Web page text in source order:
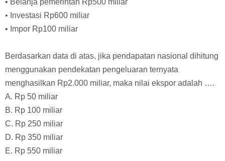
• Bunga modal Rp200 miliar
• Laba usaha Rp200 miliar
• Sewa tanah Rp350 miliar
• Belanja pemerintah Rp500 miliar
• Investasi Rp600 miliar
• Impor Rp100 miliar
Berdasarkan data di atas, jika pendapatan nasional dihitung
menggunakan pendekatan pengeluaran ternyata
menghasilkan Rp2.000 miliar, maka nilai ekspor adalah ….
A. Rp 50 miliar